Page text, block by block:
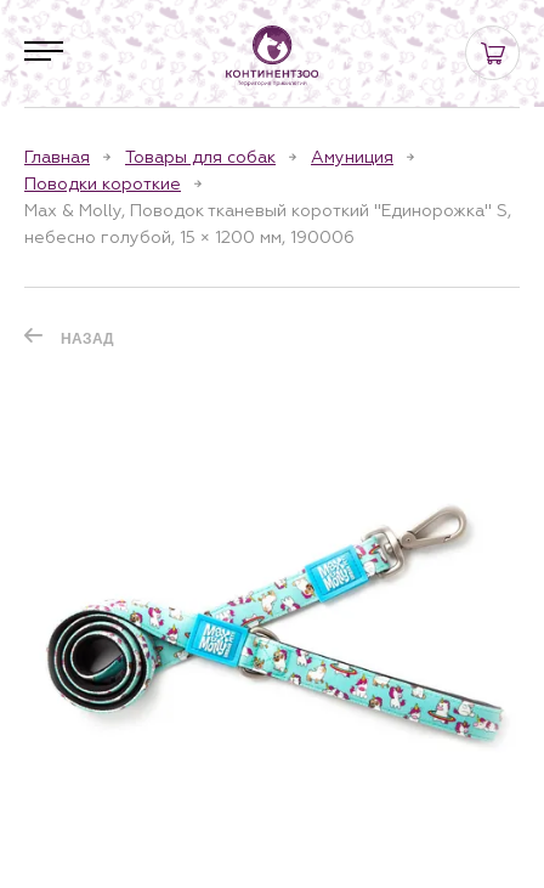
Главная Товары для собак
Амуниция
Поводки короткие
Max & Molly, Поводок тканевый короткий "Единорожка" S,
небесно голубой, 15 × 1200 мм, 190006
НАЗАД